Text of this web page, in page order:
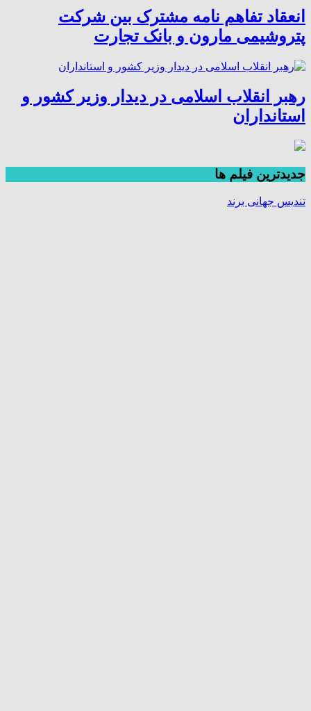
انعقاد تفاهم نامه مشترک بین شرکت
پتروشیمی مارون و بانک تجارت
رهبر انقلاب اسلامی در دیدار وزیر کشور و
استانداران
جديدترين فیلم ها
تندیس جهانی برند